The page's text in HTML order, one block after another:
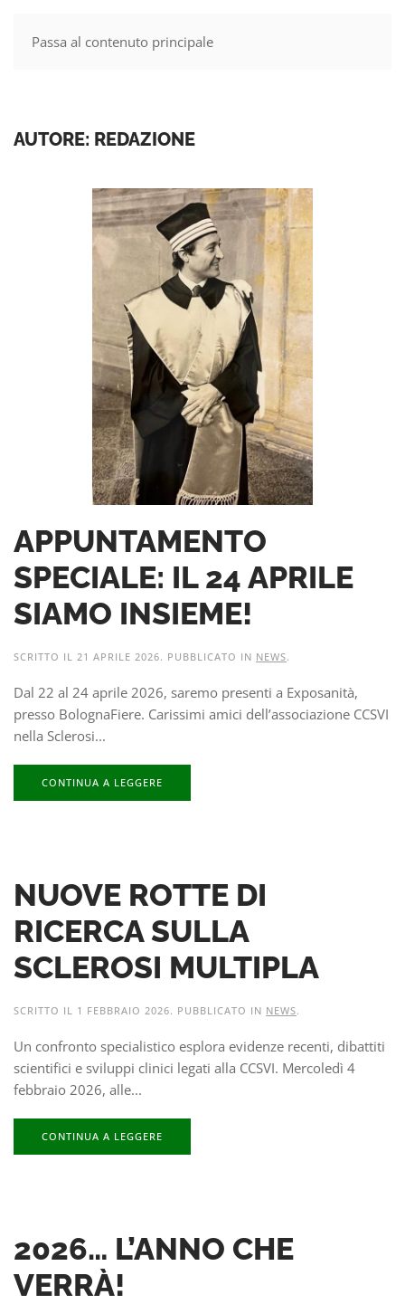
Passa al contenuto principale
MENU
AUTORE: REDAZIONE
APPUNTAMENTO
SPECIALE: IL 24 APRILE
SIAMO INSIEME!
SCRITTO IL 21 APRILE 2026. PUBBLICATO IN NEWS.
Dal 22 al 24 aprile 2026, saremo presenti a Exposanità,
presso BolognaFiere. Carissimi amici dell’associazione CCSVI
nella Sclerosi...
CONTINUA A LEGGERE
NUOVE ROTTE DI
RICERCA SULLA
SCLEROSI MULTIPLA
SCRITTO IL 1 FEBBRAIO 2026. PUBBLICATO IN NEWS.
Un confronto specialistico esplora evidenze recenti, dibattiti
scientifici e sviluppi clinici legati alla CCSVI. Mercoledì 4
febbraio 2026, alle...
CONTINUA A LEGGERE
2026… L’ANNO CHE
VERRÀ!